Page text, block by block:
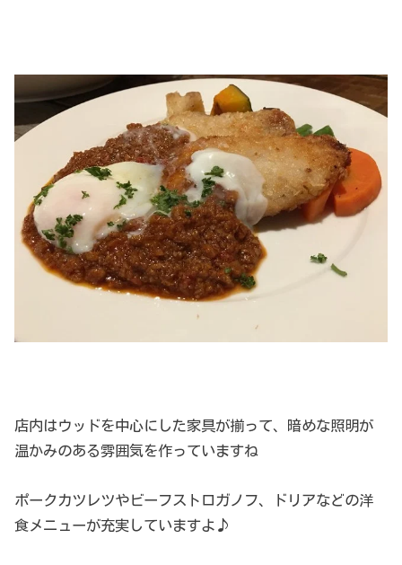
店内はウッドを中心にした家具が揃って、暗めな照明が
温かみのある雰囲気を作っていますね
ポークカツレツやビーフストロガノフ、ドリアなどの洋
食メニューが充実していますよ♪